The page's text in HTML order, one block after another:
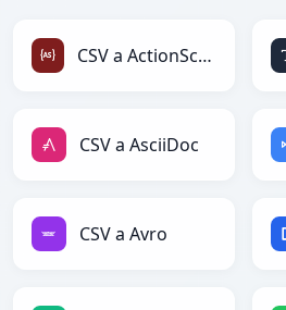
CSV a ActionScript
CSV a AsciiDoc
CSV a Avro